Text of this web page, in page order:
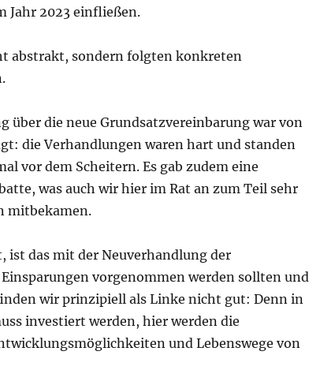
Jahr 2023 einfließen.
abstrakt, sondern folgten konkreten
über die neue Grundsatzvereinbarung war von
die Verhandlungen waren hart und standen
vor dem Scheitern. Es gab zudem eine
was auch wir hier im Rat an zum Teil sehr
mitbekamen.
ist das mit der Neuverhandlung der
vorgenommen werden sollten und
wir prinzipiell als Linke nicht gut: Denn in
investiert werden, hier werden die
und Lebenswege von